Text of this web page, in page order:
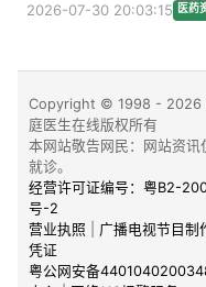
2026-07-30 20:03:15 医药
Copyright © 1998 - 2026
庭医生在线版权所有
本网站敬告网民：网站资
就诊。
经营许可证编号：粤B2-
号-2
营业执照
广播电视节目制
凭证
粤公网安备